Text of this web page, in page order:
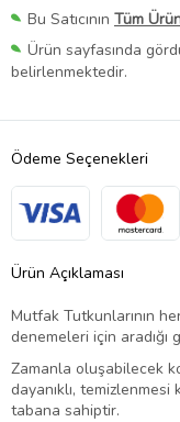
Bu Satıcının Tüm
Ürün sayfasında
belirlenmektedir.
Ödeme Seçenekleri
Ürün Açıklaması
Mutfak Tutkunlarının
denemeleri için aradığı
Zamanla oluşabilecek
dayanıklı,
tabana sahiptir.